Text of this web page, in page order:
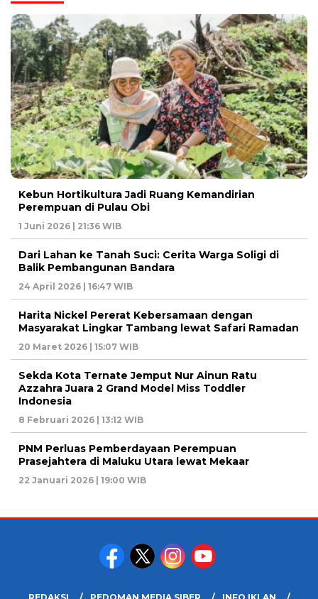
Kebun Hortikultura Jadi Ruang Kemandirian
Perempuan di Pulau Obi
1 Juni 2026 | 21:36 WIB
Dari Lahan ke Tanah Suci: Cerita Warga Soligi di
Balik Pembangunan Bandara
24 April 2026 | 16:47 WIB
Harita Nickel Pererat Kebersamaan dengan
Masyarakat Lingkar Tambang lewat Safari Ramadan
20 Maret 2026 | 15:07 WIB
Sekda Kota Ternate Jemput Nur Ainun Ratu
Azzahra Juara 2 Grand Model Miss Toddler
Indonesia
8 Februari 2026 | 13:12 WIB
PNM Perluas Pemberdayaan Perempuan
Prasejahtera di Maluku Utara lewat Mekaar
22 Januari 2026 | 19:00 WIB